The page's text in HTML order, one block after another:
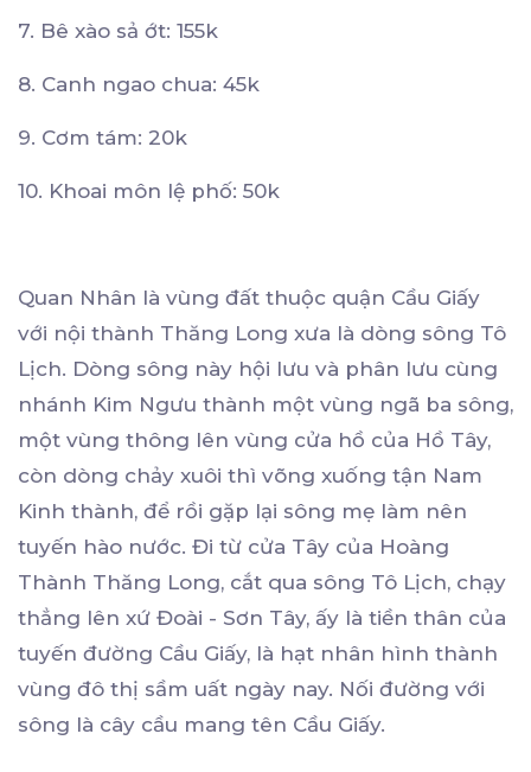
7. Bê xào sả ớt: 155k
8. Canh ngao chua: 45k
9. Cơm tám: 20k
10. Khoai môn lệ phố: 50k
Quan Nhân là vùng đất thuộc quận Cầu Giấy
với nội thành Thăng Long xưa là dòng sông Tô
Lịch. Dòng sông này hội lưu và phân lưu cùng
nhánh Kim Ngưu thành một vùng ngã ba sông,
một vùng thông lên vùng cửa hồ của Hồ Tây,
còn dòng chảy xuôi thì võng xuống tận Nam
Kinh thành, để rồi gặp lại sông mẹ làm nên
tuyến hào nước. Đi từ cửa Tây của Hoàng
Thành Thăng Long, cắt qua sông Tô Lịch, chạy
thẳng lên xứ Đoài - Sơn Tây, ấy là tiền thân của
tuyến đường Cầu Giấy, là hạt nhân hình thành
vùng đô thị sầm uất ngày nay. Nối đường với
sông là cây cầu mang tên Cầu Giấy.